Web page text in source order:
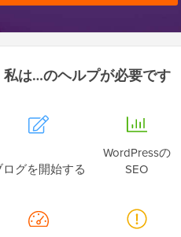
私は…のヘルプが必要です
ログを開始する
WordPressの
SEO